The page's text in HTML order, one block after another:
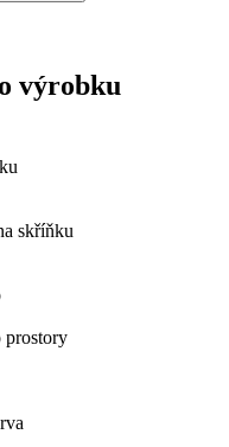
výrobku
skříňku
prostory